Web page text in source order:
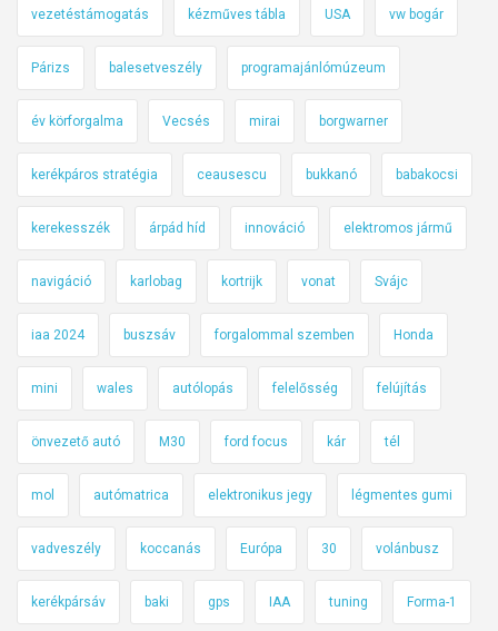
vezetéstámogatás kézműves tábla USA vw bogár
Párizs balesetveszély programajánlómúzeum
év körforgalma Vecsés mirai borgwarner
kerékpáros stratégia ceausescu bukkanó babakocsi
kerekesszék árpád híd innováció elektromos jármű
navigáció karlobag kortrijk vonat Svájc
iaa 2024 buszsáv forgalommal szemben Honda
mini wales autólopás felelősség felújítás
önvezető autó M30 ford focus kár tél
mol autómatrica elektronikus jegy légmentes gumi
vadveszély koccanás Európa 30 volánbusz
kerékpársáv baki gps IAA tuning Forma-1